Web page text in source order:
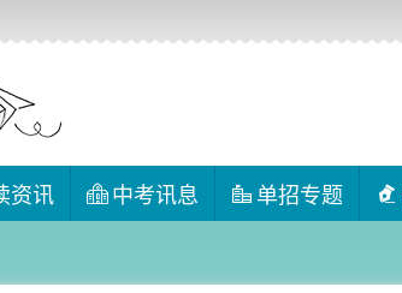
资讯 中考讯息 单招专题